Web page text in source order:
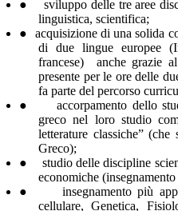
●
sviluppo delle tre aree
linguistica, scientifica;
●
acquisizione di una solida
di due lingue europee (
francese) anche grazie al
presente per le ore delle
fa parte del percorso
●
accorpamento dello
greco nel loro studio
letterature classiche”
Greco);
●
studio delle discipline
economiche
●
insegnamento più
cellulare, Genetica,